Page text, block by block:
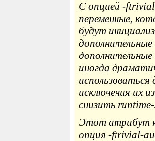
С опцией -
переменные,
будут
иногда
исключения их
снизить
Этот атрибут
опция -ftrivial-